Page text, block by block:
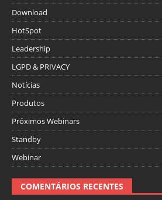
Download
HotSpot
Leadership
LGPD & PRIVACY
Notícias
Produtos
Próximos Webinars
Standby
Webinar
COMENTÁRIOS RECENTES